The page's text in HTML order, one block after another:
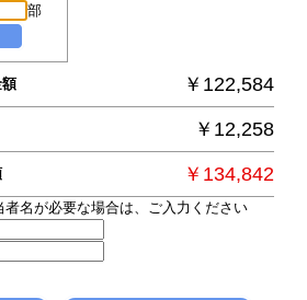
部
￥122,584
￥12,258
￥134,842
者名が必要な場合は、ご入力ください